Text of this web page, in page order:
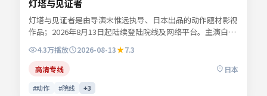
灯塔与见证者
灯塔与见证者是由导演宋惟远执导、日本出品的动作题材影视
作品；2026年8月13日起陆续登陆院线及网络平台。主演白清
命运。群戏调度稳妥，配角亦有完整的情感落点。影片关键词
包含动作、日本、院线同步与流媒体首播信息，便于影迷检索
4.3万播放 2026-08-13
7.3
高清专线
日本
#动作 #院线 +3